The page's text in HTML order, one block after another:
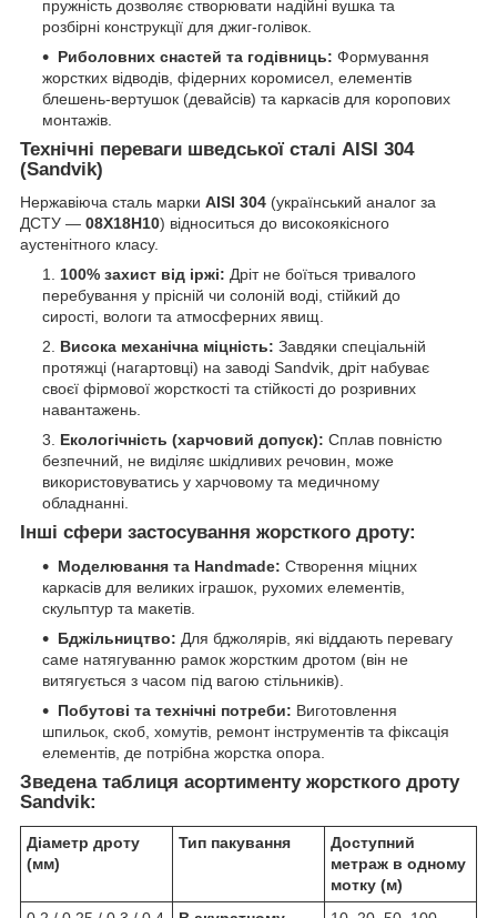
пружність дозволяє створювати надійні вушка та
розбірні конструкції для джиг-голівок.
Риболовних снастей та годівниць: Формування
жорстких відводів, фідерних коромисел, елементів
блешень-вертушок (девайсів) та каркасів для коропових
монтажів.
Технічні переваги шведської сталі AISI 304
(Sandvik)
Нержавіюча сталь марки AISI 304 (український аналог за
ДСТУ — 08Х18Н10) відноситься до високоякісного
аустенітного класу.
100% захист від іржі: Дріт не боїться тривалого
перебування у прісній чи солоній воді, стійкий до
сирості, вологи та атмосферних явищ.
Висока механічна міцність: Завдяки спеціальній
протяжці (нагартовці) на заводі Sandvik, дріт набуває
своєї фірмової жорсткості та стійкості до розривних
навантажень.
Екологічність (харчовий допуск): Сплав повністю
безпечний, не виділяє шкідливих речовин, може
використовуватись у харчовому та медичному
обладнанні.
Інші сфери застосування жорсткого дроту:
Моделювання та Handmade: Створення міцних
каркасів для великих іграшок, рухомих елементів,
скульптур та макетів.
Бджільництво: Для бджолярів, які віддають перевагу
саме натягуванню рамок жорстким дротом (він не
витягується з часом під вагою стільників).
Побутові та технічні потреби: Виготовлення
шпильок, скоб, хомутів, ремонт інструментів та фіксація
елементів, де потрібна жорстка опора.
Зведена таблиця асортименту жорсткого дроту
Sandvik:
Діаметр дроту
(мм)
Тип пакування
Доступний
метраж в одному
мотку (м)